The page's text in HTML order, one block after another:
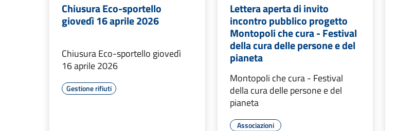
Chiusura Eco-sportello
giovedì 16 aprile 2026
Chiusura Eco-sportello giovedì
16 aprile 2026
Gestione rifiuti
Lettera aperta di invito
incontro pubblico progetto
Montopoli che cura - Festival
della cura delle persone e del
pianeta
Montopoli che cura - Festival
della cura delle persone e del
pianeta
Associazioni